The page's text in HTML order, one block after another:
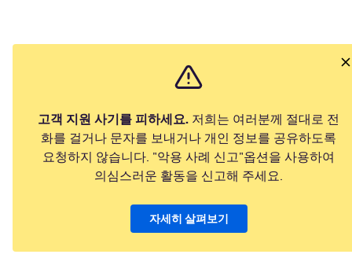
고객 지원 사기를 피하세요. 저희는 여러분께 절대로 전
화를 걸거나 문자를 보내거나 개인 정보를 공유하도록
요청하지 않습니다. "악용 사례 신고"옵션을 사용하여
의심스러운 활동을 신고해 주세요.
자세히 살펴보기